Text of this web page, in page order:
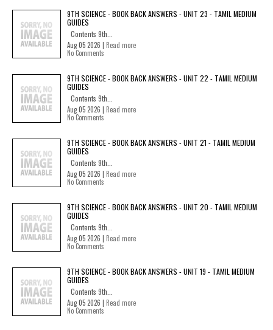
9TH SCIENCE - BOOK BACK ANSWERS - UNIT 23 - TAMIL MEDIUM
GUIDES
Contents 9th...
Aug 05 2026 | Read more
No Comments
9TH SCIENCE - BOOK BACK ANSWERS - UNIT 22 - TAMIL MEDIUM
GUIDES
Contents 9th...
Aug 05 2026 | Read more
No Comments
9TH SCIENCE - BOOK BACK ANSWERS - UNIT 21 - TAMIL MEDIUM
GUIDES
Contents 9th...
Aug 05 2026 | Read more
No Comments
9TH SCIENCE - BOOK BACK ANSWERS - UNIT 20 - TAMIL MEDIUM
GUIDES
Contents 9th...
Aug 05 2026 | Read more
No Comments
9TH SCIENCE - BOOK BACK ANSWERS - UNIT 19 - TAMIL MEDIUM
GUIDES
Contents 9th...
Aug 05 2026 | Read more
No Comments